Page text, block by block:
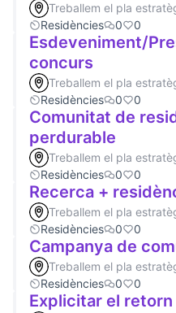
Treballem el pla
Residències
0 0
Esdeveniment/
concurs
Treballem el pla
Residències
0 0
Comunitat de residències
perdurable
Treballem el pla
Residències
0 0
Recerca +
Treballem el pla
Residències
0 0
Campanya de
Treballem el pla
Residències
0 0
Explicitar el retorn